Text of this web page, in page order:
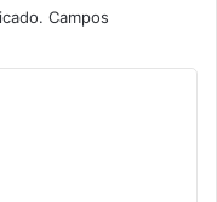
Campos